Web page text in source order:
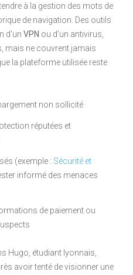
à la gestion des mots de
de navigation. Des outils
d’un VPN ou d’un antivirus,
mais ne couvrent jamais
la plateforme utilisée reste
non sollicité
réputées et
(exemple : Sécurité et
informé des menaces
de paiement ou
Hugo, étudiant lyonnais,
avoir tenté de visionner une